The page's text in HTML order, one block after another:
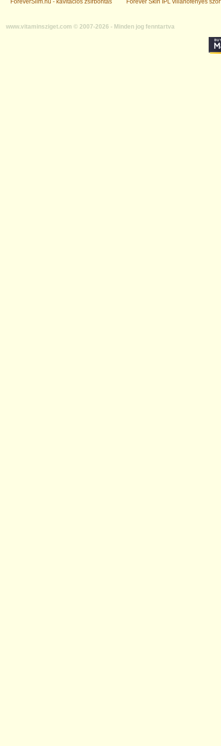
ForeverSlim.hu - kavitációs zsírbontás Forever Skin IPL villanófényes
www.vitaminsziget.com © 2007-2026 - Minden jog fenntartva